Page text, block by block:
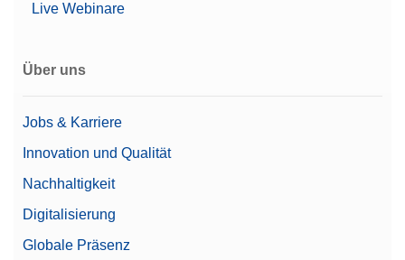
Live Webinare
Über uns
Jobs & Karriere
Innovation und Qualität
Nachhaltigkeit
Digitalisierung
Globale Präsenz